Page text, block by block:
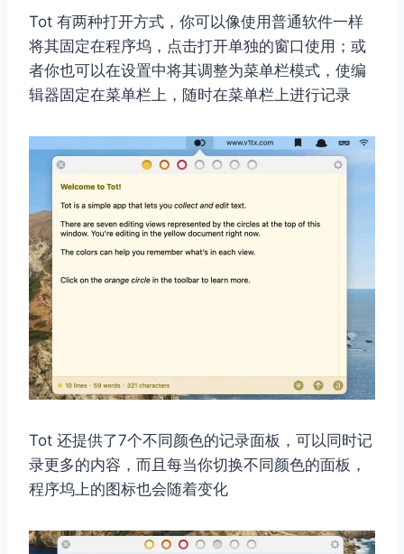
Tot 有两种打开方式，你可以像使用普通软件一样
将其固定在程序坞，点击打开单独的窗口使用；或
者你也可以在设置中将其调整为菜单栏模式，使编
辑器固定在菜单栏上，随时在菜单栏上进行记录
Tot 还提供了7个不同颜色的记录面板，可以同时记
录更多的内容，而且每当你切换不同颜色的面板，
程序坞上的图标也会随着变化